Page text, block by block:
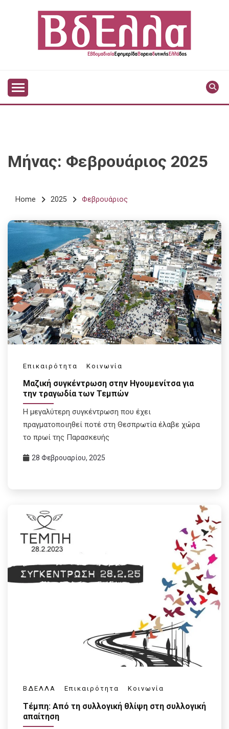
VDELLA
Μήνας: Φεβρουάριος 2025
Home 2025 Φεβρουάριος
Επικαιρότητα Κοινωνία
Μαζική συγκέντρωση στην Ηγουμενίτσα για
την τραγωδία των Τεμπών
Η μεγαλύτερη συγκέντρωση που έχει
πραγματοποιηθεί ποτέ στη Θεσπρωτία έλαβε χώρα
το πρωί της Παρασκευής
28 Φεβρουαρίου, 2025
ΒΔΕΛΛΑ Επικαιρότητα Κοινωνία
Τέμπη: Από τη συλλογική θλίψη στη συλλογική
απαίτηση